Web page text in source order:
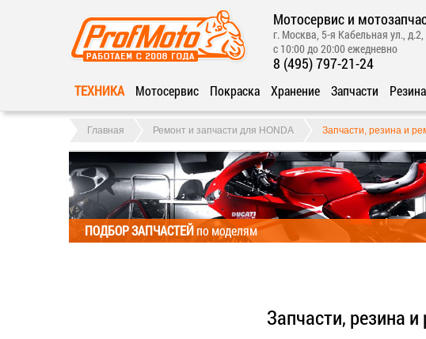
Мотосервис и
г. Москва, 5-я Кабельная ул.,
с 10:00 до 20:00 ежедневно
8 (495) 797-21-24
ТЕХНИКА Мотосервис Покраска Хранение Запчасти Резина
Главная Ремонт и запчасти для HONDA Запчасти, резина и
ПОДБОР ЗАПЧАСТЕЙпо моделям
Запчасти, резина